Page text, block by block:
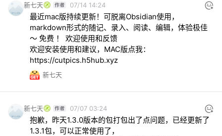
新七天 07/14 14:24
最近mac版持续更新！可脱离Obsidian使用，
markdown形式的随记、录入、阅读、编辑，体验极佳
～ 免费 ！ 欢迎使用和反馈
欢迎安装使用和建议，MAC版点我：
https://cutpics.h5hub.xyz
新七天
新七天 07/07 03:24
抱歉，昨天1.3.0版本的包打包出了点问题，已经更新了